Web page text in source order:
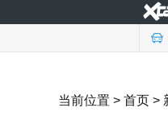
当前位置 > 首页 >